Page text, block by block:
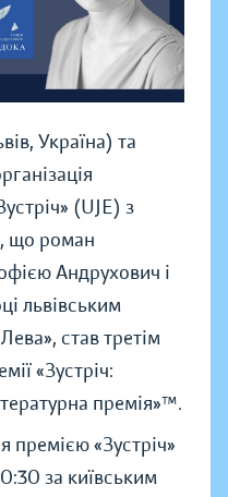
Україна) та
(UJE) з
що роман
Андрухович і
львівським
став третім
«Зустріч:
премія»™.
«Зустріч»
за київським